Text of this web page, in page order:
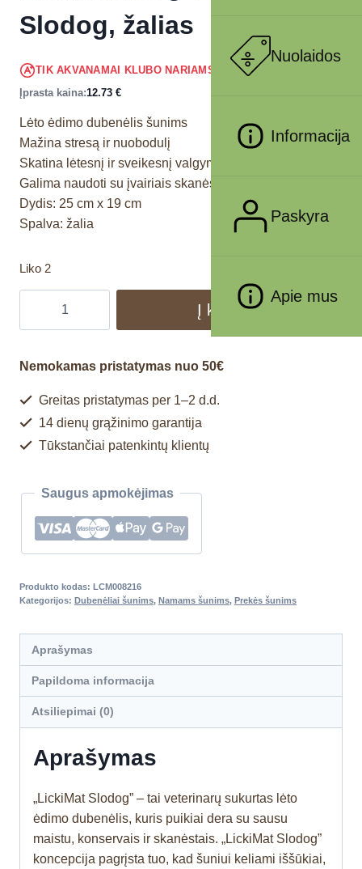
Nuolaidos
Informacija
Paskyra
Apie mus
Slodog, žalias
TIK AKVANAMAI KLUBO NARIAMS 12.09
Įprasta kaina:12.73 €
Lėto ėdimo dubenėlis šunims
Mažina stresą ir nuobodulį
Skatina lėtesnį ir sveikesnį valgymą
Galima naudoti su įvairiais skanėstais ir maistu
Dydis: 25 cm x 19 cm
Spalva: žalia
Liko 2
Į krepšelį
Nemokamas pristatymas nuo 50€
Greitas pristatymas per 1–2 d.d.
14 dienų grąžinimo garantija
Tūkstančiai patenkintų klientų
Saugus apmokėjimas
Produkto kodas: LCM008216
Kategorijos: Dubenėliai šunims, Namams šunims, Prekės šunims
Aprašymas
Papildoma informacija
Atsiliepimai (0)
Aprašymas
„LickiMat Slodog” – tai veterinarų sukurtas lėto
ėdimo dubenėlis, kuris puikiai dera su sausu
maistu, konservais ir skanėstais. „LickiMat Slodog”
koncepcija pagrįsta tuo, kad šuniui keliami iššūkiai,